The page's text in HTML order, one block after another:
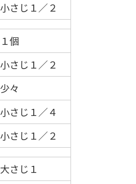
小さじ１／２
１個
小さじ１／２
少々
小さじ１／４
小さじ１／２
大さじ１